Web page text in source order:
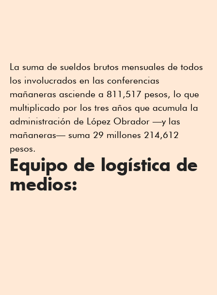
La suma de sueldos brutos mensuales de todos
los involucrados en las conferencias
mañaneras asciende a 811,517 pesos, lo que
multiplicado por los tres años que acumula la
administración de López Obrador —y las
mañaneras— suma 29 millones 214,612
pesos.
Equipo de logística de
medios: